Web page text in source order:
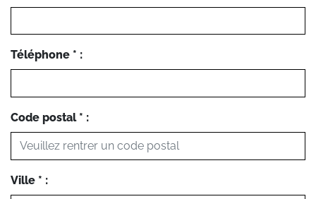
Téléphone * :
Code postal * :
Ville * :